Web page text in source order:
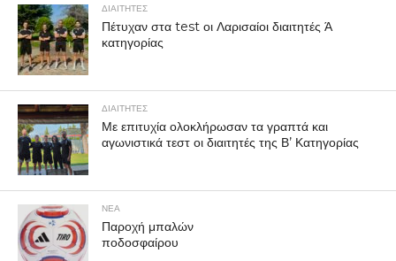
ΔΙΑΙΤΗΤΕΣ
Πέτυχαν στα test οι Λαρισαίοι διαιτητές Ά
κατηγορίας
ΔΙΑΙΤΗΤΕΣ
Με επιτυχία ολοκλήρωσαν τα γραπτά και
αγωνιστικά τεστ οι διαιτητές της Β’ Κατηγορίας
ΝΕΑ
Παροχή μπαλών
ποδοσφαίρου